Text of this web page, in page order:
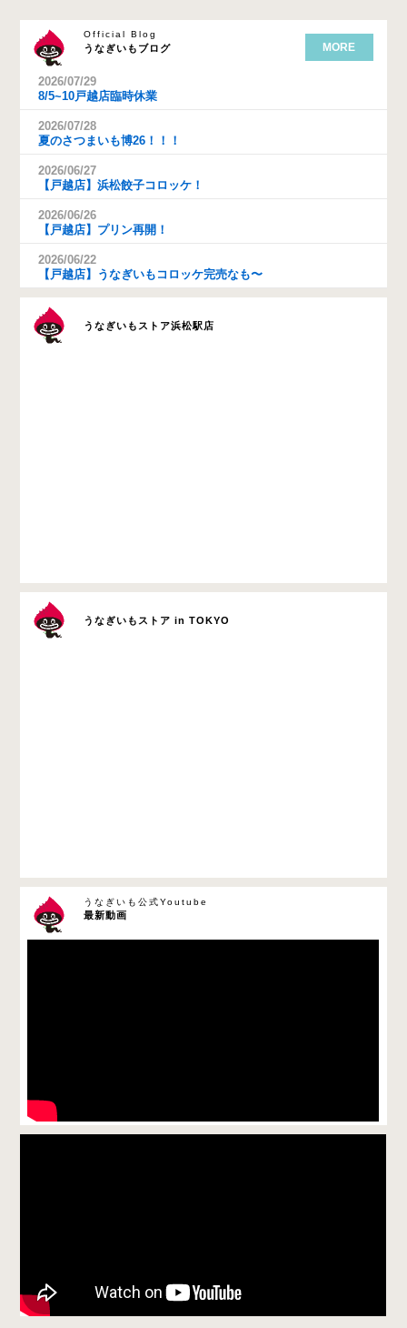
うなぎいもブログ
Official Blog
MORE
2026/07/29
8/5~10戸越店臨時休業
2026/07/28
夏のさつまいも博26！！！
2026/06/27
【戸越店】浜松餃子コロッケ！
2026/06/26
【戸越店】プリン再開！
2026/06/22
【戸越店】うなぎいもコロッケ完売なも〜
うなぎいもストア浜松駅店
うなぎいもストア in TOKYO
最新動画
うなぎいも公式Youtube